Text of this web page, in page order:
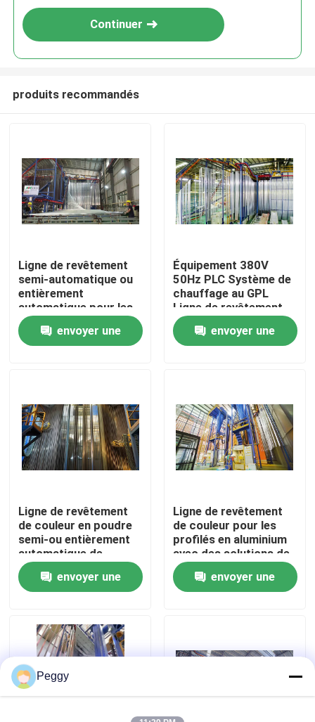
Maison
VR Show
Au sujet de nous
Contrôle de qualité
Contactez-nous
Demandez une citation
VR
Ligne de revêtement verticale de poudre
Continuer
produits recommandés
Ligne de revêtement
semi-automatique ou
entièrement
automatique pour les
projets de
constructionenvoyer une
Équipement 380V
50Hz PLC Système de
chauffage au GPL
Ligne de revêtement
de couleur de profilé
en aluminiumenvoyer une
Ligne de revêtement
de couleur en poudre
semi-ou entièrement
automatique de
pulvérisation de PP
envoyer une
Ligne de revêtement
de couleur pour les
profilés en aluminium
avec des solutions de
traitement de surface
avancéesenvoyer une
Peggy